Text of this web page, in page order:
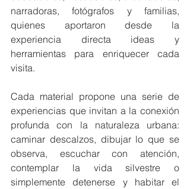
narradoras, fotógrafos y familias,
quienes aportaron desde la
experiencia directa ideas y
herramientas para enriquecer cada
visita.
Cada material propone una serie de
experiencias que invitan a la conexión
profunda con la naturaleza urbana:
caminar descalzos, dibujar lo que se
observa, escuchar con atención,
contemplar la vida silvestre o
simplemente detenerse y habitar el